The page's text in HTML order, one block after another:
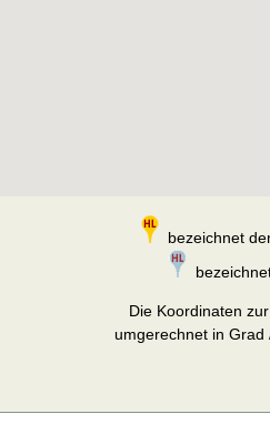
bezeichnet
Die Koordinaten
umgerechnet in